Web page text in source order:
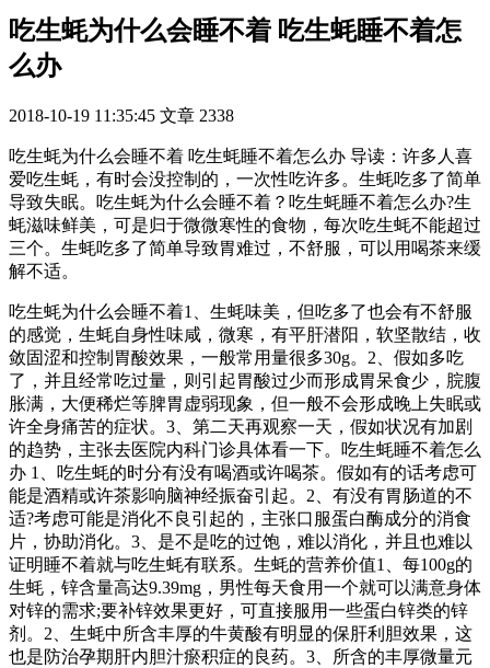
吃生蚝为什么会睡不着 吃生蚝睡不着怎
么办
2018-10-19 11:35:45 文章 2338
吃生蚝为什么会睡不着 吃生蚝睡不着怎么办 导读：许多人喜
爱吃生蚝，有时会没控制的，一次性吃许多。生蚝吃多了简单
导致失眠。吃生蚝为什么会睡不着？吃生蚝睡不着怎么办?生
蚝滋味鲜美，可是归于微微寒性的食物，每次吃生蚝不能超过
三个。生蚝吃多了简单导致胃难过，不舒服，可以用喝茶来缓
解不适。
吃生蚝为什么会睡不着1、生蚝味美，但吃多了也会有不舒服
的感觉，生蚝自身性味咸，微寒，有平肝潜阳，软坚散结，收
敛固涩和控制胃酸效果，一般常用量很多30g。2、假如多吃
了，并且经常吃过量，则引起胃酸过少而形成胃呆食少，脘腹
胀满，大便稀烂等脾胃虚弱现象，但一般不会形成晚上失眠或
许全身痛苦的症状。3、第二天再观察一天，假如状况有加剧
的趋势，主张去医院内科门诊具体看一下。吃生蚝睡不着怎么
办 1、吃生蚝的时分有没有喝酒或许喝茶。假如有的话考虑可
能是酒精或许茶影响脑神经振奋引起。2、有没有胃肠道的不
适?考虑可能是消化不良引起的，主张口服蛋白酶成分的消食
片，协助消化。3、是不是吃的过饱，难以消化，并且也难以
证明睡不着就与吃生蚝有联系。生蚝的营养价值1、每100g的
生蚝，锌含量高达9.39mg，男性每天食用一个就可以满意身体
对锌的需求;要补锌效果更好，可直接服用一些蛋白锌类的锌
剂。2、生蚝中所含丰厚的牛黄酸有明显的保肝利胆效果，这
也是防治孕期肝内胆汁瘀积症的良药。3、所含的丰厚微量元